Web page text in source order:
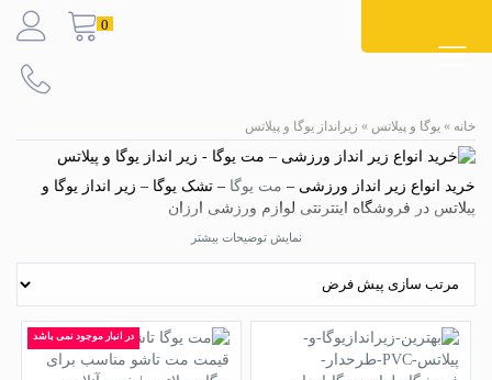
content
0
خانه » یوگا و پیلاتس » زیرانداز یوگا و پیلاتس
خرید انواع زیر انداز ورزشی – مت یوگا – تشک یوگا – زیر انداز یوگا و
پیلاتس در فروشگاه اینترنتی لوازم ورزشی ارزان
ارائه انواع مت یوگا با متریال مختلف از جمله
یوگا Neoprene ، انواع زیر انداز یوگا و پیلاتس PVC ،مت های یوگا NBR و
… در طرح ها و رنگ های مختلف با بهترین قیمت در فروشگاه اینترنتی
ورزشی ارزان،مرکز فروش لوازم یوگا و پیلاتس در منیریه تهران. ارسال
به تمام نقاط ایران
نمایش توضیحات بیشتر
در انبار موجود نمی باشد